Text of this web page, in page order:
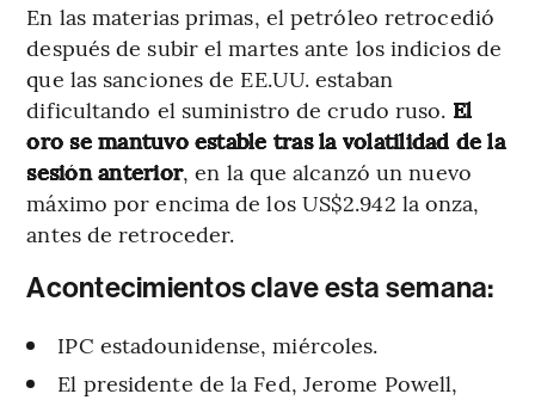
En las materias primas, el petróleo retrocedió
después de subir el martes ante los indicios de
que las sanciones de EE.UU. estaban
dificultando el suministro de crudo ruso. El
oro se mantuvo estable tras la volatilidad de la
sesión anterior, en la que alcanzó un nuevo
máximo por encima de los US$2.942 la onza,
antes de retroceder.
Acontecimientos clave esta semana:
IPC estadounidense, miércoles.
El presidente de la Fed, Jerome Powell,